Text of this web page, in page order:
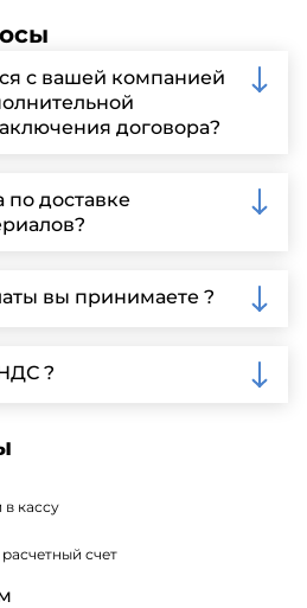
с вашей компанией
договора?
почту или
сайте для более
и организации встречи.
по доставке
у нас собственный
быстрой и надежной
вы принимаете ?
переводы,
информацию о
?
НДС 20%
кассу
счет